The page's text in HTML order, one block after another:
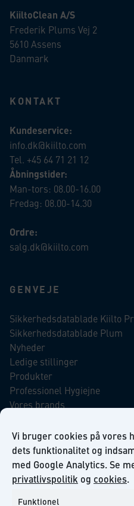
Vi bruger cookies på vores
dets funktionalitet og
med Google Analytics. Se
privatlivspolitik og cookies.
Funktionel
KiiltoClean A/S
Frederik Plums Vej 2
5610 Assens
Danmark
KONTAKT
Kundeservice:
info.dk@kiilto.com
Tel. +45 64 71 21 12
Åbningstider:
Man-tors: 08.00-16.00
Fredag: 08.00-14.30
Ordre:
salg.dk@kiilto.com
GENVEJE
Sikkerhedsdatablade Kiilto
Sikkerhedsdatablade Plum
Nyheder
Ledige stillinger
Produkter
Professionel Hygiejne
Vores brands
Our Promise to the
INFORMATION